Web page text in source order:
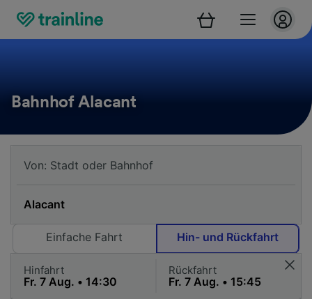
Bahnhof Alacant
Einfache Fahrt Hin- und Rückfahrt
Hinfahrt Rückfahrt